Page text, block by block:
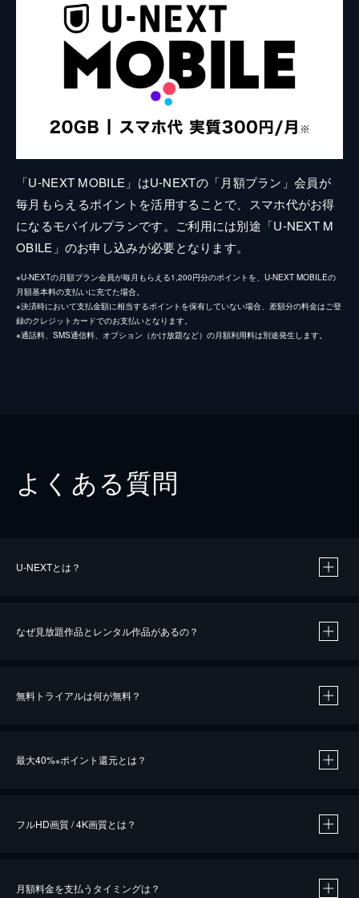
「U-NEXT MOBILE」はU-NEXTの「月額プラン」会員が
毎月もらえるポイントを活用することで、スマホ代がお得
になるモバイルプランです。ご利用には別途「U-NEXT M
OBILE」のお申し込みが必要となります。
※U-NEXTの月額プラン会員が毎月もらえる1,200円分のポイントを、U-NEXT MOBILEの
月額基本料の支払いに充てた場合。
※決済時において支払金額に相当するポイントを保有していない場合、差額分の料金はご登
録のクレジットカードでのお支払いとなります。
※通話料、SMS通信料、オプション（かけ放題など）の月額利用料は別途発生します。
よくある質問
U-NEXTとは？
なぜ見放題作品とレンタル作品があるの？
無料トライアルは何が無料？
最大40%※ポイント還元とは？
※40％ポイント還元の対象は、クレジットカード決済による作品の購入 / レンタルです。
フルHD画質 / 4K画質とは？
月額料金を支払うタイミングは？